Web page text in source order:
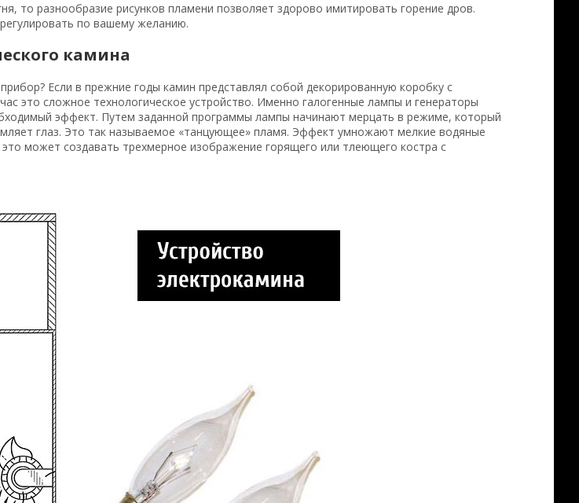
то разнообразие рисунков пламени позволяет здорово имитировать горение дров.
по вашему желанию.
камина
Если в прежние годы камин представлял собой декорированную коробку с
это сложное технологическое устройство. Именно галогенные лампы и генераторы
эффект. Путем заданной программы лампы начинают мерцать в режиме, который
глаз. Это так называемое «танцующее» пламя. Эффект умножают мелкие водяные
это может создавать трехмерное изображение горящего или тлеющего костра с